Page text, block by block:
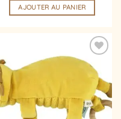
AJOUTER AU PANIER
Ajouter
à la
liste
d’envies